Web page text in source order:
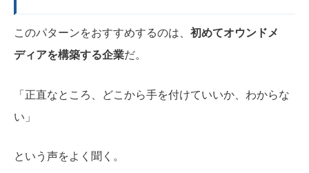
このパターンをおすすめするのは、 初めてオウンドメ
ディアを構築する企業だ。
「正直なところ、どこから手を付けていいか、わからな
い」
という声をよく聞く。